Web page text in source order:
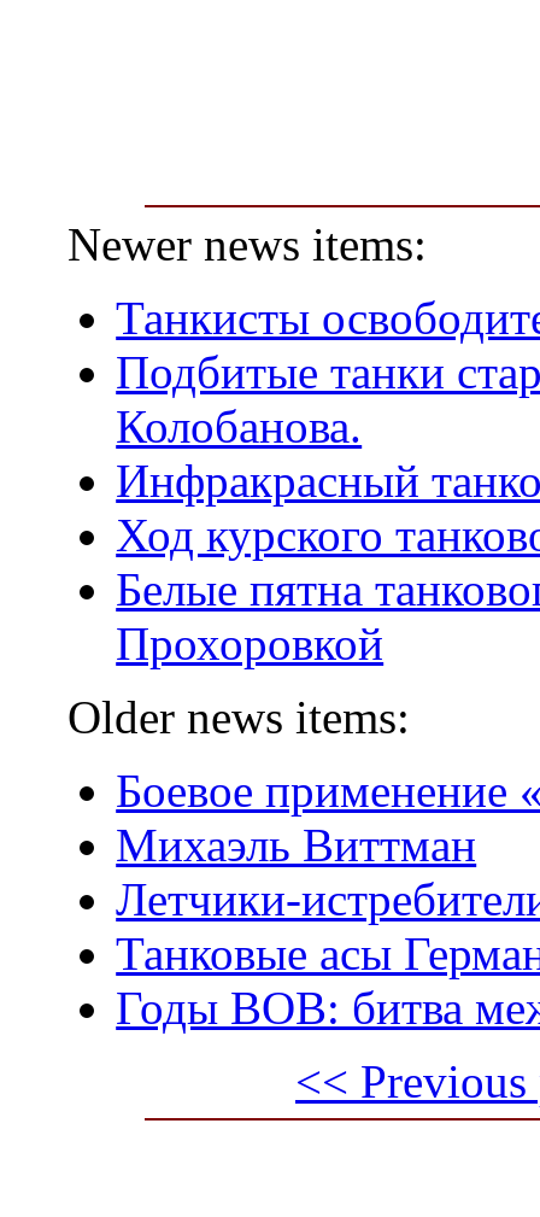
Newer news items:
Танкисты
Подбитые танки
Колобанова.
Инфракрасный
Ход курского
Белые пятна
Прохоровкой
Older news items:
Боевое применение
Михаэль Виттман
Летчики-
Танковые асы
Годы ВОВ: битва
<< Previous